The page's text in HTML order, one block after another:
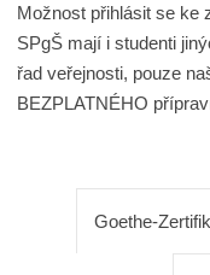
Možnost přihlásit se ke
SPgŠ mají i studenti
řad veřejnosti, pouze
BEZPLATNÉHO
Goethe-